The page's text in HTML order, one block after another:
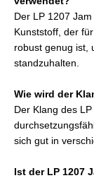
Der LP 1207
Kunststoff, der
robust genug ist,
standzuhalten.
Wie wird der
Der Klang des
sich gut in
Ist der LP 1207